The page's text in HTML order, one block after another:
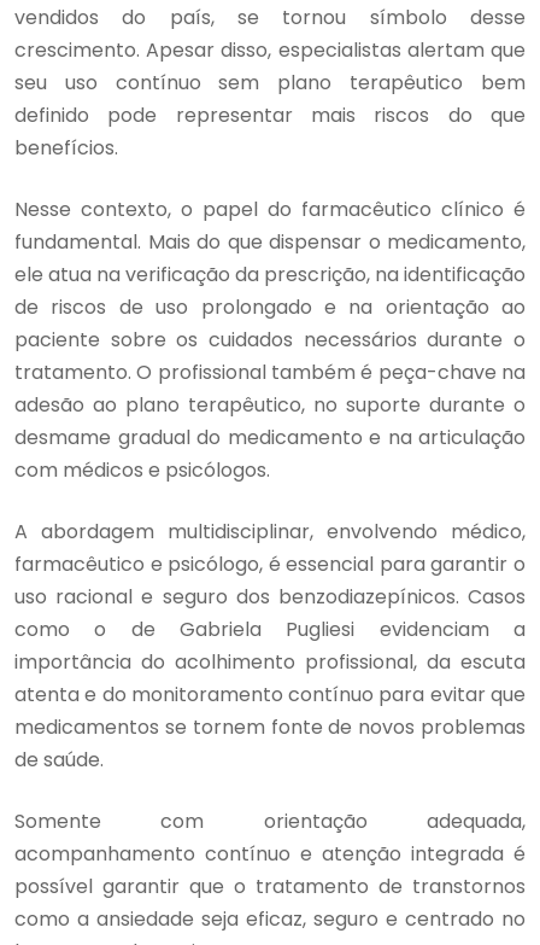
vendidos do país, se tornou símbolo desse
crescimento. Apesar disso, especialistas alertam que
seu uso contínuo sem plano terapêutico bem
definido pode representar mais riscos do que
benefícios.
Nesse contexto, o papel do farmacêutico clínico é
fundamental. Mais do que dispensar o medicamento,
ele atua na verificação da prescrição, na identificação
de riscos de uso prolongado e na orientação ao
paciente sobre os cuidados necessários durante o
tratamento. O profissional também é peça-chave na
adesão ao plano terapêutico, no suporte durante o
desmame gradual do medicamento e na articulação
com médicos e psicólogos.
A abordagem multidisciplinar, envolvendo médico,
farmacêutico e psicólogo, é essencial para garantir o
uso racional e seguro dos benzodiazepínicos. Casos
como o de Gabriela Pugliesi evidenciam a
importância do acolhimento profissional, da escuta
atenta e do monitoramento contínuo para evitar que
medicamentos se tornem fonte de novos problemas
de saúde.
Somente com orientação adequada,
acompanhamento contínuo e atenção integrada é
possível garantir que o tratamento de transtornos
como a ansiedade seja eficaz, seguro e centrado no